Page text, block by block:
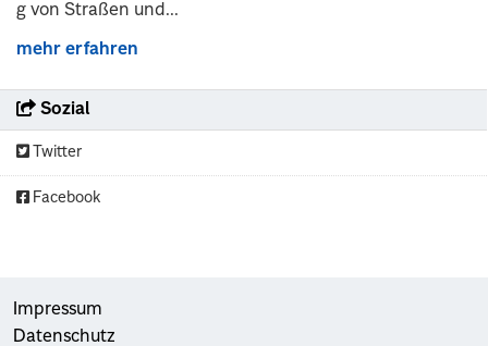
g von Straßen und...
mehr erfahren
Sozial
Twitter
Facebook
Impressum
Datenschutz